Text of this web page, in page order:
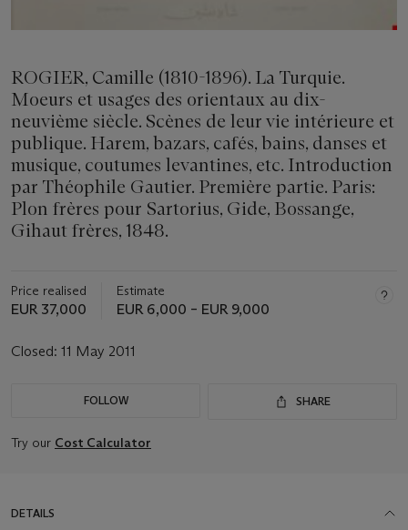
ROGIER, Camille (1810-1896). La Turquie.
Moeurs et usages des orientaux au dix-
neuvième siècle. Scènes de leur vie intérieure et
publique. Harem, bazars, cafés, bains, danses et
musique, coutumes levantines, etc. Introduction
par Théophile Gautier. Première partie. Paris:
Plon frères pour Sartorius, Gide, Bossange,
Gihaut frères, 1848.
Price realised
EUR 37,000
Estimate
EUR 6,000 – EUR 9,000
Closed: 11 May 2011
FOLLOW SHARE
Try our Cost Calculator
DETAILS